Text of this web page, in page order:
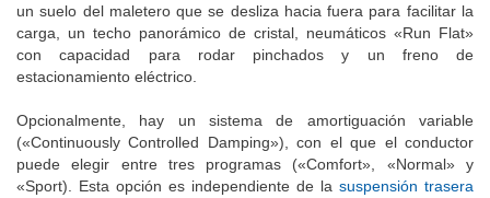
un suelo del maletero que se desliza hacia fuera para facilitar la
carga, un techo panorámico de cristal, neumáticos «Run Flat»
con capacidad para rodar pinchados y un freno de
estacionamiento eléctrico.
Opcionalmente, hay un sistema de amortiguación variable
(«Continuously Controlled Damping»), con el que el conductor
puede elegir entre tres programas («Comfort», «Normal» y
«Sport). Esta opción es independiente de la suspensión trasera